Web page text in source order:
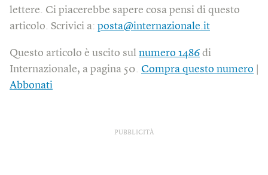
lettere. Ci piacerebbe sapere cosa pensi di questo
articolo. Scrivici a: posta@internazionale.it
Questo articolo è uscito sul numero 1486 di
Internazionale, a pagina 50. Compra questo numero
Abbonati
PUBBLICITÀ